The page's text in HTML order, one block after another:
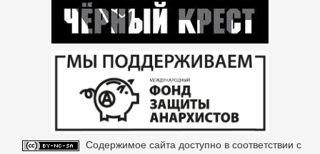
Содержимое сайта доступно в соответствии с